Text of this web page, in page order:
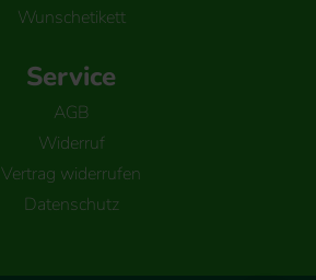
Wunschetikett
Service
AGB
Widerruf
Vertrag widerrufen
Datenschutz